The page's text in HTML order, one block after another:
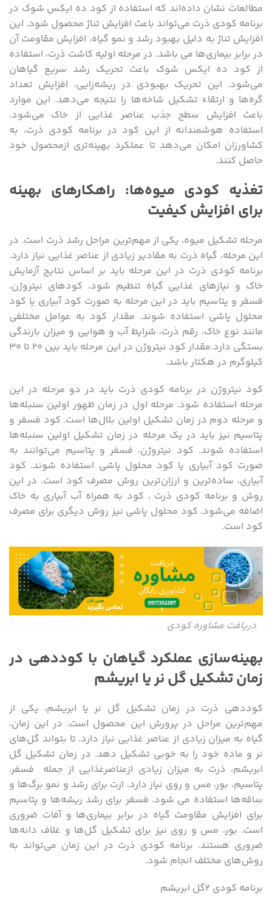
مطالعات نشان داده‌اند که استفاده از کود ده ایکس شوک در
برنامه کودی ذرت می‌تواند باعث افزایش تناژ محصول شود. این
افزایش تناژ به دلیل بهبود رشد و نمو گیاه، افزایش مقاومت آن
در برابر بیماری‌ها می باشد. در مرحله اولیه کاشت ذرت، استفاده
از کود ده ایکس شوک باعث تحریک رشد سریع گیاهان
می‌شود. این تحریک بهبودی در ریشه‌زایی، افزایش تعداد
گره‌ها و ارتقاء تشکیل شاخه‌ها را نتیجه می‌دهد. این موارد
باعث افزایش سطح جذب عناصر غذایی از خاک می‌شود.
استفاده هوشمندانه از این کود در برنامه کودی ذرت، به
کشاورزان امکان می‌دهد تا عملکرد بهینه‌تری ازمحصول خود
حاصل کنند.
تغذیه کودی میوه‌ها: راهکارهای بهینه
برای افزایش کیفیت
مرحله تشکیل میوه، یکی از مهم‌ترین مراحل رشد ذرت است. در
این مرحله، گیاه ذرت به مقادیر زیادی از عناصر غذایی نیاز دارد.
برنامه کودی ذرت در این مرحله باید بر اساس نتایج آزمایش
خاک و نیازهای غذایی گیاه تنظیم شود. کودهای نیتروژن،
فسفر و پتاسیم باید در این مرحله به صورت کود آبیاری یا کود
محلول پاشی استفاده شوند. مقدار کود به عوامل مختلفی
مانند نوع خاک، رقم ذرت، شرایط آب و هوایی و میزان بارندگی
بستگی دارد.مقدار کود نیتروژن در این مرحله باید بین ۲۰ تا ۳۰
کیلوگرم در هکتار باشد.
کود نیتروژن در برنامه کودی ذرت باید در دو مرحله در این
مرحله استفاده شود. مرحله اول در زمان ظهور اولین سنبله‌ها
و مرحله دوم در زمان تشکیل اولین بلال‌ها است. کود فسفر و
پتاسیم نیز باید در یک مرحله در زمان تشکیل اولین سنبله‌ها
استفاده شوند. کود نیتروژن، فسفر و پتاسیم می‌توانند به
صورت کود آبیاری یا کود محلول پاشی استفاده شوند. کود
آبیاری، ساده‌ترین و ارزان‌ترین روش مصرف کود است. در این
روش و برنامه کودی ذرت ، کود به همراه آب آبیاری به خاک
اضافه می‌شود. کود محلول پاشی نیز روش دیگری برای مصرف
کود است.
دریافت مشاوره کودی
بهینه‌سازی عملکرد گیاهان با کوددهی در
زمان تشکیل گل نر یا ابریشم
کوددهی ذرت در زمان تشکیل گل نر یا ابریشم، یکی از
مهم‌ترین مراحل در پرورش این محصول است. در این زمان،
گیاه به میزان زیادی از عناصر غذایی نیاز دارد. تا بتواند گل‌های
نر و ماده خود را به خوبی تشکیل دهد. در زمان تشکیل گل
ابریشم، ذرت به میزان زیادی ازعناصرغذایی از جمله فسفر،
پتاسیم، بور، مس و روی نیاز دارد. ازت برای رشد و نمو برگ‌ها و
ساقه‌ها استفاده می شود. فسفر برای رشد ریشه‌ها و پتاسیم
برای افزایش مقاومت گیاه در برابر بیماری‌ها و آفات ضروری
است. بور، مس و روی نیز برای تشکیل گل‌ها و غلاف دانه‌ها
ضروری هستند. برنامه کودی ذرت در این زمان می‌تواند به
روش‌های مختلف انجام شود.
برنامه کودی ۲گل ابریشم